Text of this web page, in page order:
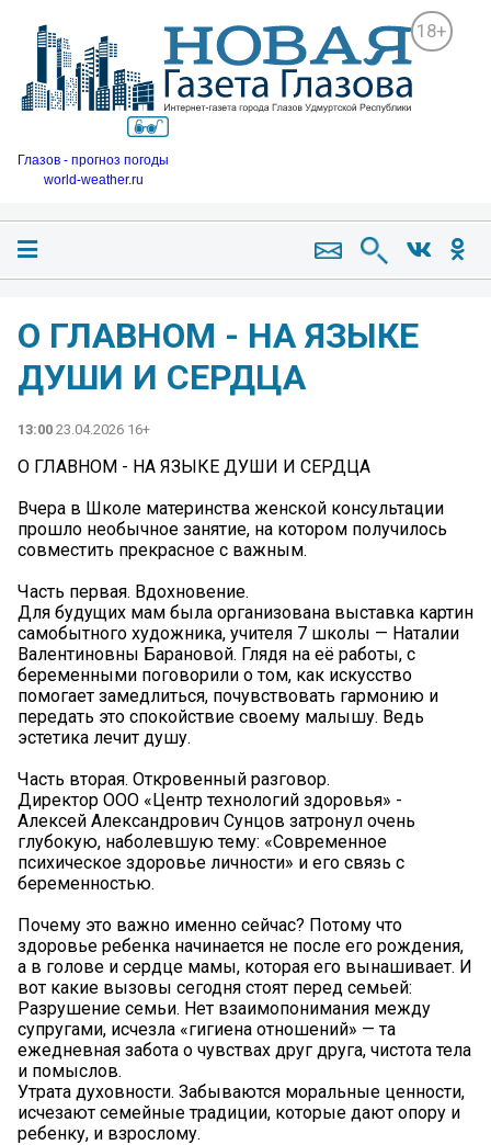
18+
Глазов - прогноз погоды
world-weather.ru
О ГЛАВНОМ - НА ЯЗЫКЕ
ДУШИ И СЕРДЦА
13:00 23.04.2026 16+
О ГЛАВНОМ - НА ЯЗЫКЕ ДУШИ И СЕРДЦА
Вчера в Школе материнства женской консультации
прошло необычное занятие, на котором получилось
совместить прекрасное с важным.
Часть первая. Вдохновение.
Для будущих мам была организована выставка картин
самобытного художника, учителя 7 школы — Наталии
Валентиновны Барановой. Глядя на её работы, с
беременными поговорили о том, как искусство
помогает замедлиться, почувствовать гармонию и
передать это спокойствие своему малышу. Ведь
эстетика лечит душу.
Часть вторая. Откровенный разговор.
Директор ООО «Центр технологий здоровья» -
Алексей Александрович Сунцов затронул очень
глубокую, наболевшую тему: «Современное
психическое здоровье личности» и его связь с
беременностью.
Почему это важно именно сейчас? Потому что
здоровье ребенка начинается не после его рождения,
а в голове и сердце мамы, которая его вынашивает. И
вот какие вызовы сегодня стоят перед семьей:
Разрушение семьи. Нет взаимопонимания между
супругами, исчезла «гигиена отношений» — та
ежедневная забота о чувствах друг друга, чистота тела
и помыслов.
Утрата духовности. Забываются моральные ценности,
исчезают семейные традиции, которые дают опору и
ребенку, и взрослому.